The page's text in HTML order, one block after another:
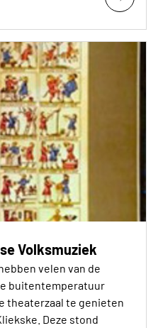
Volksmuziek
velen van de
buitentemperatuur
theaterzaal te genieten
Deze stond